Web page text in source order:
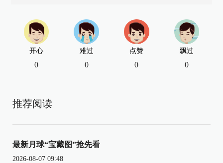
开心
0
难过
0
点赞
0
飘过
0
推荐阅读
最新月球“宝藏图”抢先看
2026-08-07 09:48